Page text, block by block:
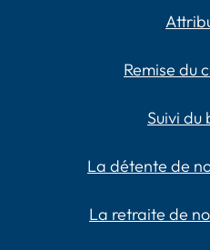
Remise du
Suivi du
La détente de
La retraite de